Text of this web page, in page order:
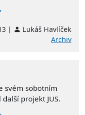
|
Lukáš Havlíček
Archiv
svém sobotním
projekt JUS.